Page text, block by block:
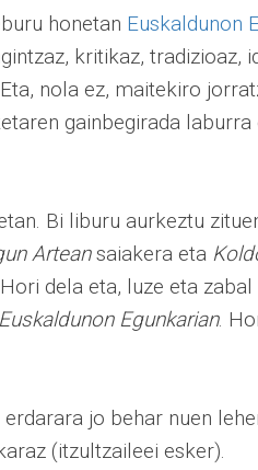
honetan Euskaldunon
kritikaz, tradizioaz,
nola ez, maitekiro
gainbegirada laburra
Bi liburu aurkeztu
Arteansaiakera eta
dela eta, luze eta zabal
Euskaldunon Egunkarian.
erdarara jo behar nuen
(itzultzaileei esker).